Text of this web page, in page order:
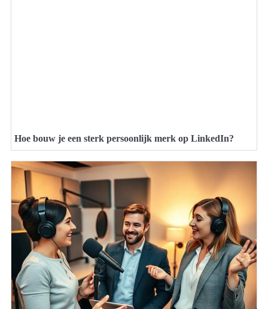
Hoe bouw je een sterk persoonlijk merk op LinkedIn?